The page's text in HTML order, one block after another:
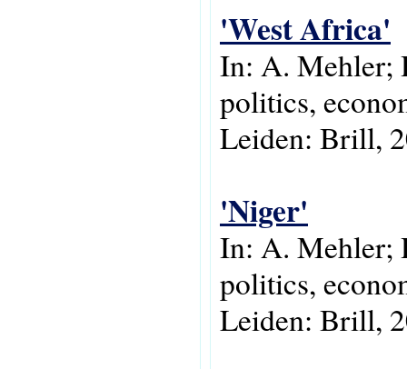
'West Africa'
In: A. Mehler;
politics,
Leiden: Brill,
'Niger'
In: A. Mehler;
politics,
Leiden: Brill,